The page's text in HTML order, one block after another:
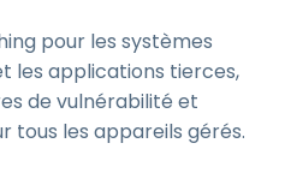
pour les systèmes
les applications tierces,
de vulnérabilité et
tous les appareils gérés.